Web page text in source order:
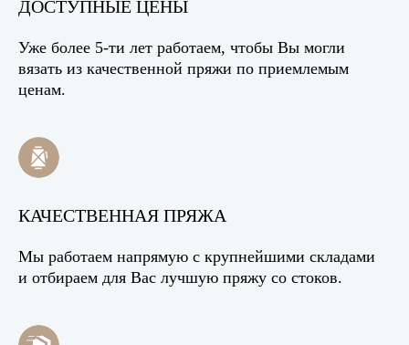
ДОСТУПНЫЕ ЦЕНЫ
Уже более 5-ти лет работаем, чтобы Вы могли
вязать из качественной пряжи по приемлемым
ценам.
КАЧЕСТВЕННАЯ ПРЯЖА
Мы работаем напрямую с крупнейшими складами
и отбираем для Вас лучшую пряжу со стоков.